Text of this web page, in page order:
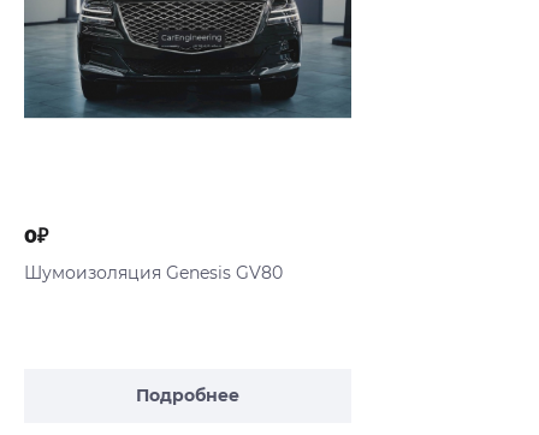
0₽
Шумоизоляция Genesis GV80
Подробнее